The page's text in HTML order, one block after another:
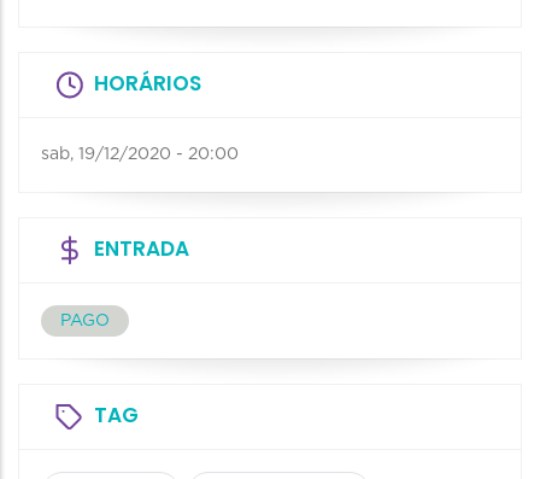
HORÁRIOS
sab, 19/12/2020 - 20:00
ENTRADA
PAGO
TAG